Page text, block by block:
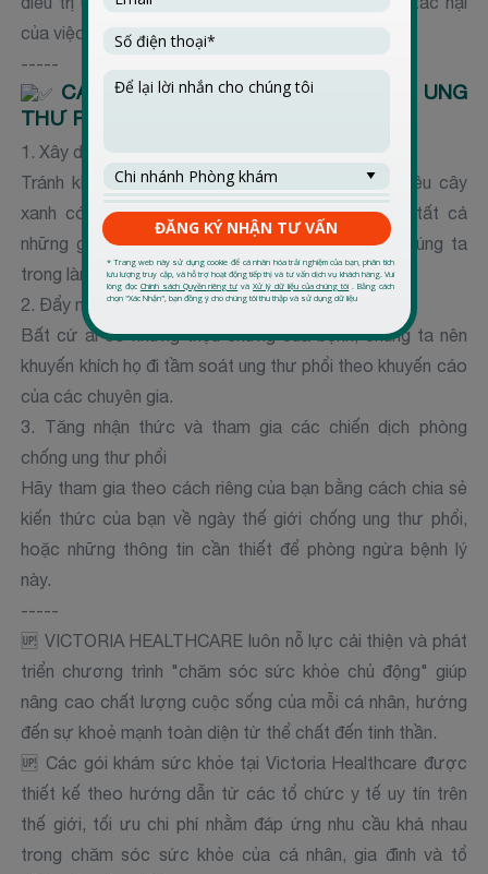
của việc hút thuốc ngày càng tăng.
-----
CÁC PHƯƠNG PHÁP PHÒNG BỆNH UNG
THƯ PHỔI
1. Xây dựng và duy trì thói quen lành mạnh
Tránh khói thuốc (chủ động lẫn bị động), trồng nhiều cây
xanh có tác dụng thanh lọc không khí. Hãy làm tất cả
những gì có thể để biến không gian sống của chúng ta
trong lành và thân thiện với phổi.
2. Đẩy mạnh tầm soát bệnh ung thư phổi
Bất cứ ai có những triệu chứng của bệnh, chúng ta nên
khuyến khích họ đi tầm soát ung thư phổi theo khuyến cáo
của các chuyên gia.
3. Tăng nhận thức và tham gia các chiến dịch phòng
chống ung thư phổi
Hãy tham gia theo cách riêng của bạn bằng cách chia sẻ
kiến thức của bạn về ngày thế giới chống ung thư phổi,
hoặc những thông tin cần thiết để phòng ngừa bệnh lý
này.
-----
🆙 VICTORIA HEALTHCARE luôn nỗ lực cải thiện và phát
triển chương trình "chăm sóc sức khỏe chủ động" giúp
nâng cao chất lượng cuộc sống của mỗi cá nhân, hướng
đến sự khoẻ mạnh toàn diện từ thể chất đến tinh thần.
🆙 Các gói khám sức khỏe tại Victoria Healthcare được
thiết kế theo hướng dẫn từ các tổ chức y tế uy tín trên
thế giới, tối ưu chi phí nhằm đáp ứng nhu cầu khá nhau
trong chăm sóc sức khỏe của cá nhân, gia đình và tổ